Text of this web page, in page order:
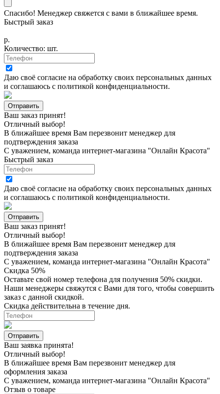
Спасибо! Менеджер свяжется с вами в ближайшее время.
Быстрый заказ
р.
Количество: шт.
Даю своё согласие на обработку своих персональных данных
и соглашаюсь с политикой конфиденциальности.
Ваш заказ принят!
Отличный выбор!
В ближайшее время Вам перезвонит менеджер для
подтверждения заказа
С уважением, команда интернет-магазина "Онлайн Красота"
Быстрый заказ
Даю своё согласие на обработку своих персональных данных
и соглашаюсь с политикой конфиденциальности.
Ваш заказ принят!
Отличный выбор!
В ближайшее время Вам перезвонит менеджер для
подтверждения заказа
С уважением, команда интернет-магазина "Онлайн Красота"
Скидка 50%
Оставьте свой номер телефона для получения 50% скидки.
Наши менеджеры свяжутся с Вами для того, чтобы совершить
заказ с данной скидкой.
Скидка действительна в течение дня.
Ваш заявка принята!
Отличный выбор!
В ближайшее время Вам перезвонит менеджер для
оформления заказа
С уважением, команда интернет-магазина "Онлайн Красота"
Отзыв о товаре